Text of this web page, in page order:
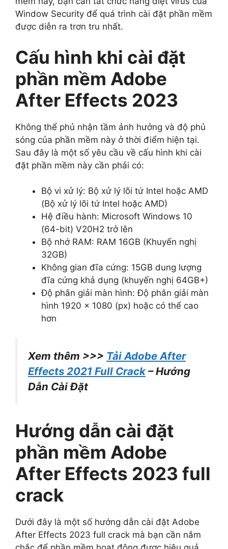
Window Security để quá trình cài đặt phần mềm
được diễn ra trơn tru nhất.
Cấu hình khi cài đặt
phần mềm Adobe
After Effects 2023
Không thể phủ nhận tầm ảnh hưởng và độ phủ
sóng của phần mềm này ở thời điểm hiện tại.
Sau đây là một số yêu cầu về cấu hình khi cài
đặt phần mềm này cần phải có:
Bộ vi xử lý: Bộ xử lý lõi tứ Intel hoặc AMD
(Bộ xử lý lõi tứ Intel hoặc AMD)
Hệ điều hành: Microsoft Windows 10
(64-bit) V20H2 trở lên
Bộ nhớ RAM: RAM 16GB (Khuyến nghị
32GB)
Không gian đĩa cứng: 15GB dung lượng
đĩa cứng khả dụng (khuyến nghị 64GB+)
Độ phân giải màn hình: Độ phân giải màn
hình 1920 x 1080 (px) hoặc có thể cao
hơn
Xem thêm >>> Tải Adobe After
Effects 2021 Full Crack – Hướng
Dẫn Cài Đặt
Hướng dẫn cài đặt
phần mềm Adobe
After Effects 2023 full
crack
Dưới đây là một số hướng dẫn cài đặt Adobe
After Effects 2023 full crack mà bạn cần nắm